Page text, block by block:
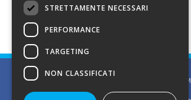
STRETTAMENTE NECESSARI
PERFORMANCE
TARGETING
NON CLASSIFICATI